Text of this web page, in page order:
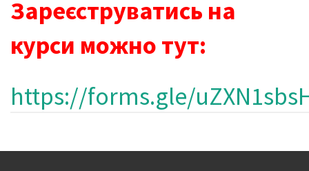
Зарeєструватись на
курси можно тут:
https://forms.gle/